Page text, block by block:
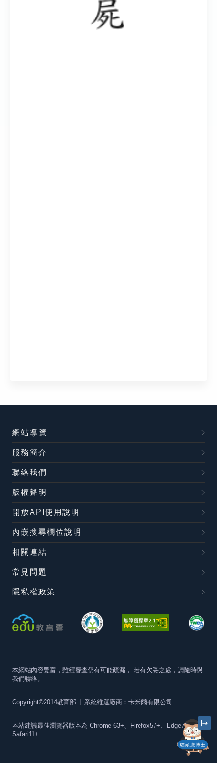
貓頭鷹博士
:::
網站導覽
服務簡介
聯絡我們
版權聲明
開放API使用說明
內嵌搜尋欄位說明
相關連結
常見問題
隱私權政策
本網站內容豐富，雖經審查仍有可能疏漏， 若有欠妥之處，請隨時與
我們聯絡。
Copyright©2014教育部 丨系統維運廠商：卡米爾有限公司
本站建議最佳瀏覽器版本為 Chrome 63+、Firefox57+、Edge79+及
Safari11+